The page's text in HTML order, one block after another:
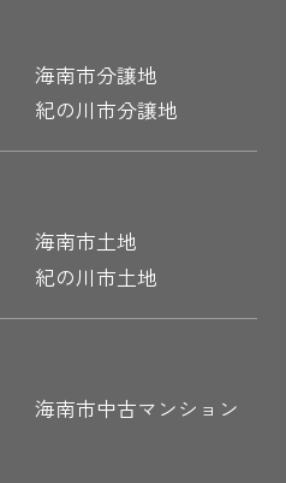
海南市分譲地
紀の川市分譲地
海南市土地
紀の川市土地
海南市中古マンション